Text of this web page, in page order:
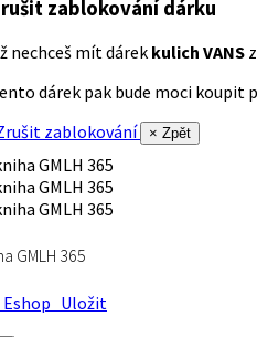
zablokování dárku
nechceš mít dárek kulich VANS
dárek pak bude moci koupit
zablokování
× Zpět
GMLH 365
Uložit